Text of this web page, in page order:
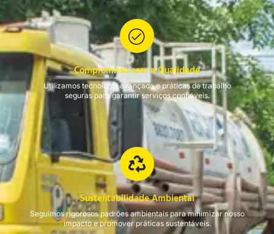
Compromisso com a Qualidade
Utilizamos tecnologia avançada e práticas de trabalho
seguras para garantir serviços confiáveis.
Sustentabilidade Ambiental
Seguimos rigorosos padrões ambientais para minimizar nosso
impacto e promover práticas sustentáveis.